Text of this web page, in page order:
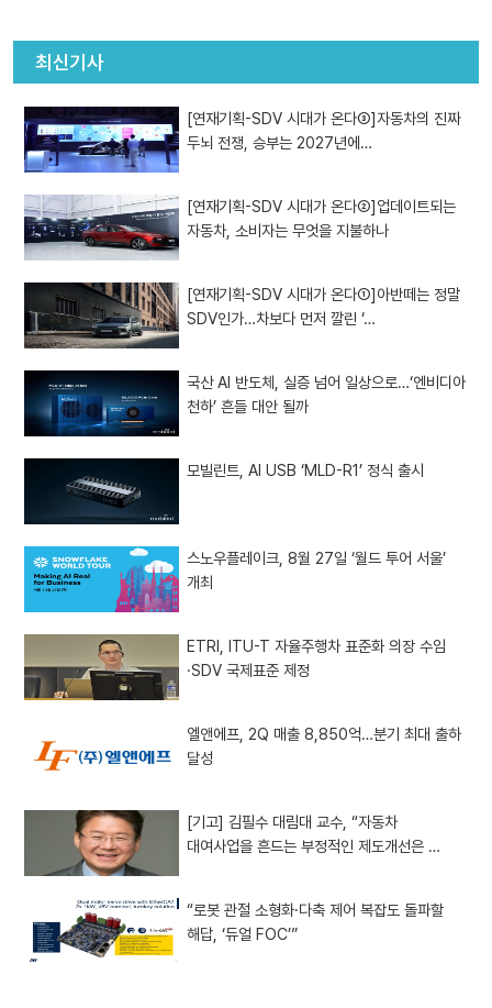
최신기사
[연재기획-SDV 시대가 온다③]자동차의 진짜
두뇌 전쟁, 승부는 2027년에…
[연재기획-SDV 시대가 온다②]업데이트되는
자동차, 소비자는 무엇을 지불하나
[연재기획-SDV 시대가 온다①]아반떼는 정말
SDV인가…차보다 먼저 깔린 ‘…
국산 AI 반도체, 실증 넘어 일상으로…‘엔비디아
천하’ 흔들 대안 될까
모빌린트, AI USB ‘MLD-R1’ 정식 출시
스노우플레이크, 8월 27일 ‘월드 투어 서울’
개최
ETRI, ITU-T 자율주행차 표준화 의장 수임
·SDV 국제표준 제정
엘앤에프, 2Q 매출 8,850억…분기 최대 출하
달성
[기고] 김필수 대림대 교수, “자동차
대여사업을 흔드는 부정적인 제도개선은 …
“로봇 관절 소형화·다축 제어 복잡도 돌파할
해답, ‘듀얼 FOC’”